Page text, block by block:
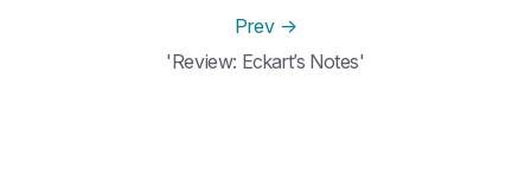
Prev →
'Review: Eckart’s Notes'